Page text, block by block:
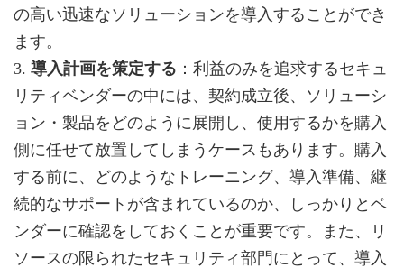
の高い迅速なソリューションを導入することができ
ます。
3. 導入計画を策定する ：利益のみを追求するセキュ
リティベンダーの中には、契約成立後、ソリューシ
ョン・製品をどのように展開し、使用するかを購入
側に任せて放置してしまうケースもあります。購入
する前に、どのようなトレーニング、導入準備、継
続的なサポートが含まれているのか、しっかりとベ
ンダーに確認をしておくことが重要です。また、リ
ソースの限られたセキュリティ部門にとって、導入